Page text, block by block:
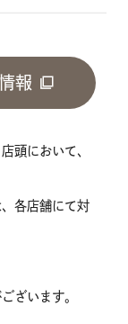
報
頭において、
各店舗にて対
ざいます。